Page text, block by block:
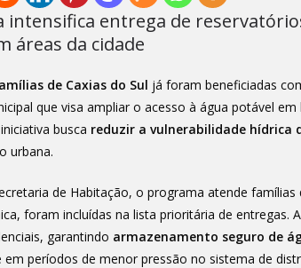
intensifica entrega de
áreas da cidade
de Caxias do Sul já foram beneficiadas
que visa ampliar o acesso à água potável
busca reduzir a vulnerabilidade hídrica
urbana.
de Habitação, o programa atende
foram incluídas na lista prioritária de entregas.
garantindo armazenamento seguro de
em períodos de menor pressão no sistema de